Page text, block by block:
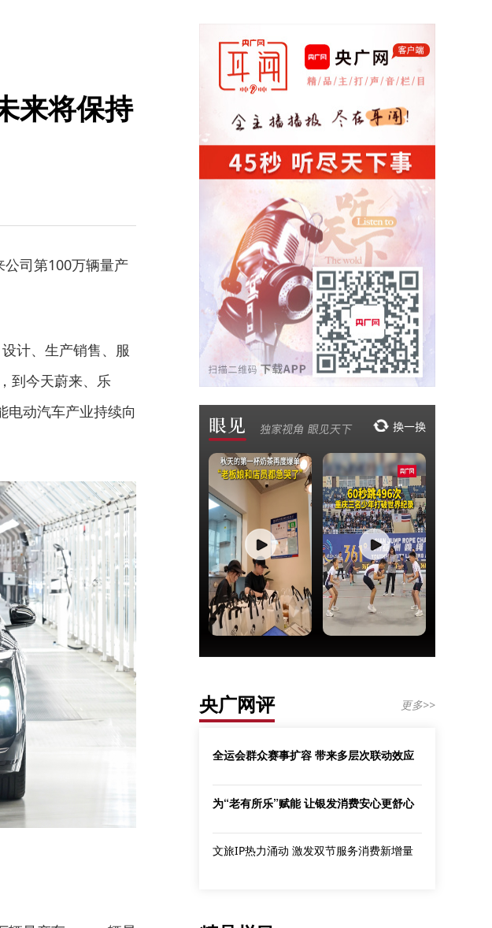
来将保持
司第100万辆量产
计、生产销售、服
到今天蔚来、乐
动汽车产业持续向
央广网评 更多>>
全运会群众赛事扩容 带来多层次联动效应
为“老有所乐”赋能 让银发消费安心更舒心
文旅IP热力涌动 激发双节服务消费新增量